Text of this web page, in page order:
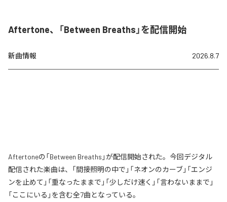
Aftertone、「Between Breaths」を配信開始
新曲情報 2026.8.7
Aftertoneの「Between Breaths」が配信開始された。今回デジタル
配信された楽曲は、「間接照明の中で」「ネオンのカーブ」「エンジ
ンを止めて」「重なったままで」「少しだけ速く」「言わないままで」
「ここにいる」を含む全7曲となっている。